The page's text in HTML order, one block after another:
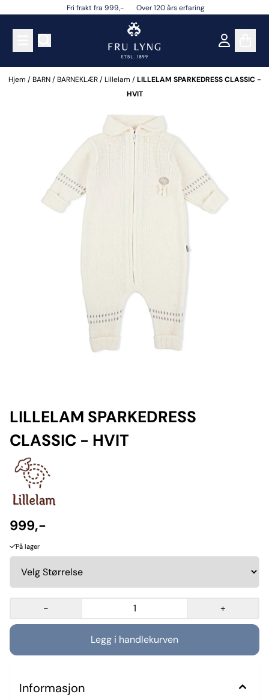
Hopp til innholdFri frakt fra 999,- Over 120 års erfaring
Hjem /BARN/BARNEKLÆR/Lillelam /LILLELAM SPARKEDRESS CLASSIC -
HVIT
LILLELAM SPARKEDRESS
CLASSIC - HVIT
999,-
På lager
- +
Informasjon